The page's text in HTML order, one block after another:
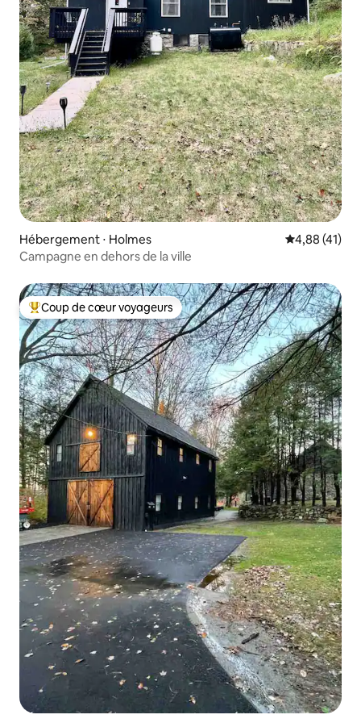
Hébergement ⋅ Holmes Évaluation
4,88 (41)
Campagne en dehors de la ville
Coups de cœur voyageurs les plus appréciés
Coup de cœur voyageurs